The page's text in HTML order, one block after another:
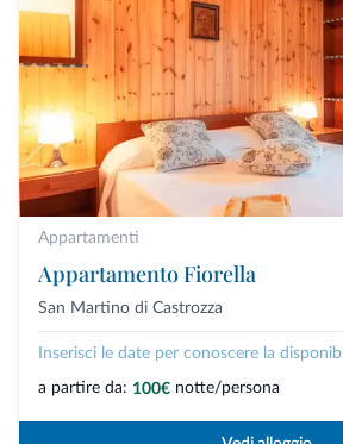
Appartamenti
Appartamento Fiorella
San Martino di Castrozza
Inserisci le date per conoscere la
a partire da: 100€ notte/persona